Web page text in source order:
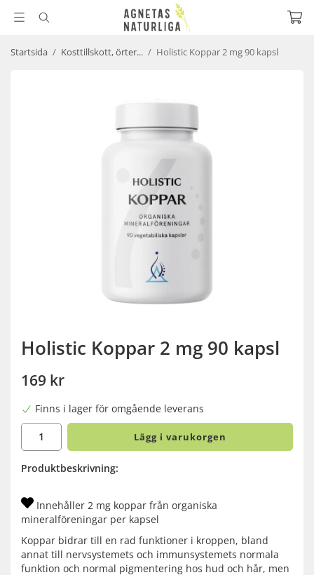
Startsida / Kosttillskott, örter... / Holistic Koppar 2 mg 90 kapsl
Holistic Koppar 2 mg 90 kapsl
169 kr
Finns i lager för omgående leverans
Lägg i varukorgen
Produktbeskrivning:
Innehåller 2 mg koppar från organiska
mineralföreningar per kapsel
Koppar bidrar till en rad funktioner i kroppen, bland
annat till nervsystemets och immunsystemets normala
funktion och normal pigmentering hos hud och hår, men